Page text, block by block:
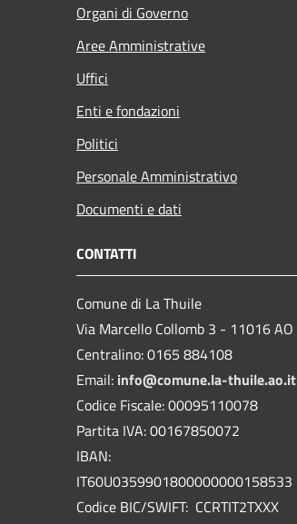
Organi di Governo
Aree Amministrative
Uffici
Enti e fondazioni
Politici
Personale Amministrativo
Documenti e dati
CONTATTI
Comune di La Thuile
Via Marcello Collomb 3 - 11016 AO
Centralino: 0165 884108
Email: info@comune.la-thuile.ao.it
Codice Fiscale: 00095110078
Partita IVA: 00167850072
IBAN:
IT60U0359901800000000158533
Codice BIC/SWIFT: CCRTIT2TXXX